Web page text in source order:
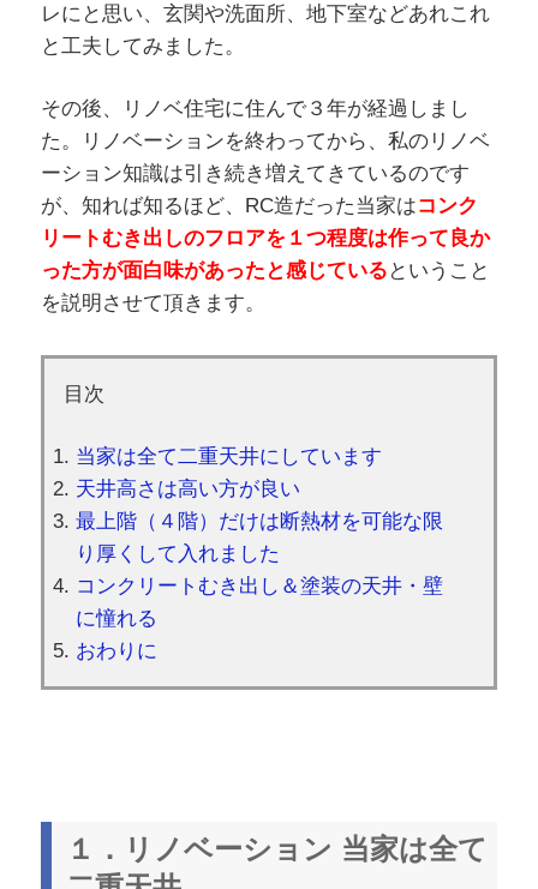
レにと思い、玄関や洗面所、地下室などあれこれ
と工夫してみました。
その後、リノベ住宅に住んで３年が経過しまし
た。リノベーションを終わってから、私のリノベ
ーション知識は引き続き増えてきているのです
が、知れば知るほど、RC造だった当家はコンク
リートむき出しのフロアを１つ程度は作って良か
った方が面白味があったと感じている ということ
を説明させて頂きます。
目次
当家は全て二重天井にしています
天井高さは高い方が良い
最上階（４階）だけは断熱材を可能な限
り厚くして入れました
コンクリートむき出し＆塗装の天井・壁
に憧れる
おわりに
１．リノベーション 当家は全て